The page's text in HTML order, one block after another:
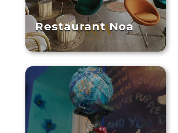
Restaurant Noa